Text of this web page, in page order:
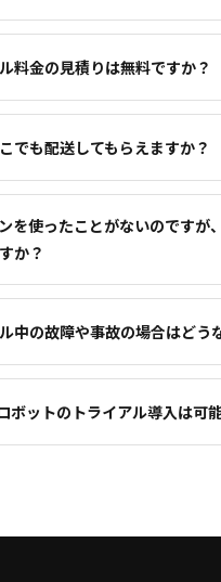
料金の見積りは無料ですか？
でも配送してもらえますか？
を使ったことがないのですが
か？
中の故障や事故の場合はどう
ボットのトライアル導入は可